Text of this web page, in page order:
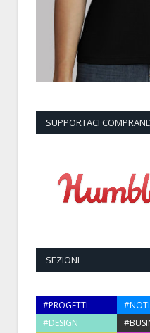
SUPPORTACI
SEZIONI
#PROGETTI
#DESIGN